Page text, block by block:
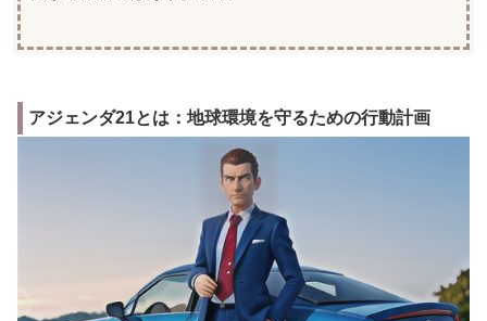
アジェンダ21とは：地球環境を守るための行動計画